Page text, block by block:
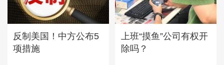
反制美国！中方公布5
项措施
上班“摸鱼”公司有权开
除吗？